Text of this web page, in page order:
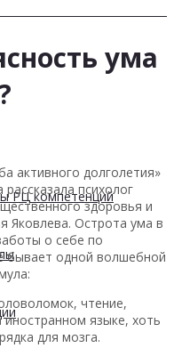
РЦ компетенций
ума
активного долголетия»
психолог
здоровья и
Яковлева. Острота ума в
о себе по
бывает одной волшебной
чтение,
иностранном языке, хоть
для мозга.